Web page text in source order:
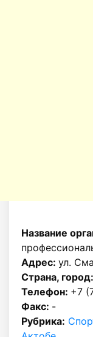
Название
Адрес: ул.
Страна, город:
Телефон: +7
Факс: -
Рубрика: